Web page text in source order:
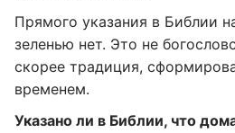
Прямого указания в Библии
зеленью нет. Это не
скорее традиция,
временем.
Указано ли в Библии, что